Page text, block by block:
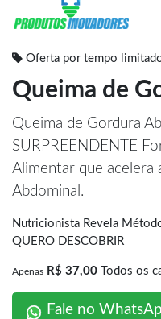
Oferta por tempo
Queima de
Queima de Gordura
SURPREENDENTE
Alimentar que acelera
Abdominal.
Nutricionista Revela
QUERO DESCOBRIR
Apenas R$ 37,00 Todos os
Fale no